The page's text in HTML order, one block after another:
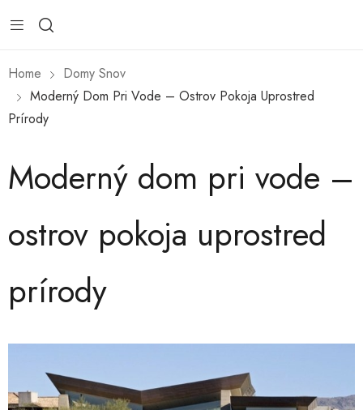
Home
Domy Snov
Moderný Dom Pri Vode – Ostrov Pokoja Uprostred
Prírody
Moderný dom pri vode –
ostrov pokoja uprostred
prírody